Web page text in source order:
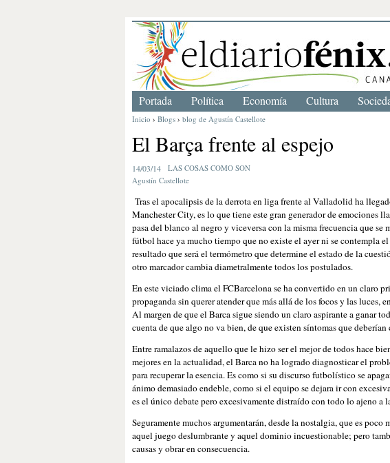
Inicio › Blogs › blog de Agustín Castellote
El Barça frente al espejo
14/03/14
LAS COSAS COMO SON
Agustín Castellote
Tras el apocalipsis de la derrota en liga frente al Valladolid ha
Manchester City, es lo que tiene este gran generador de emociones
pasa del blanco al negro y viceversa con la misma frecuencia que
fútbol hace ya mucho tiempo que no existe el ayer ni se contempla
resultado que será el termómetro que determine el estado de la
otro marcador cambia diametralmente todos los postulados.
En este viciado clima el FCBarcelona se ha convertido en un claro
propaganda sin querer atender que más allá de los focos y las luces,
Al margen de que el Barca sigue siendo un claro aspirante a ganar
cuenta de que algo no va bien, de que existen síntomas que deberían
Entre ramalazos de aquello que le hizo ser el mejor de todos hace
mejores en la actualidad, el Barca no ha logrado diagnosticar el
para recuperar la esencia. Es como si su discurso futbolístico se
ánimo demasiado endeble, como si el equipo se dejara ir con
es el único debate pero excesivamente distraído con todo lo ajeno a
Seguramente muchos argumentarán, desde la nostalgia, que es
aquel juego deslumbrante y aquel dominio incuestionable; pero
causas y obrar en consecuencia.
Portada Política Economía Cultura